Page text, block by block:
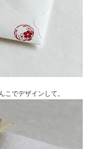
こでデザインして。